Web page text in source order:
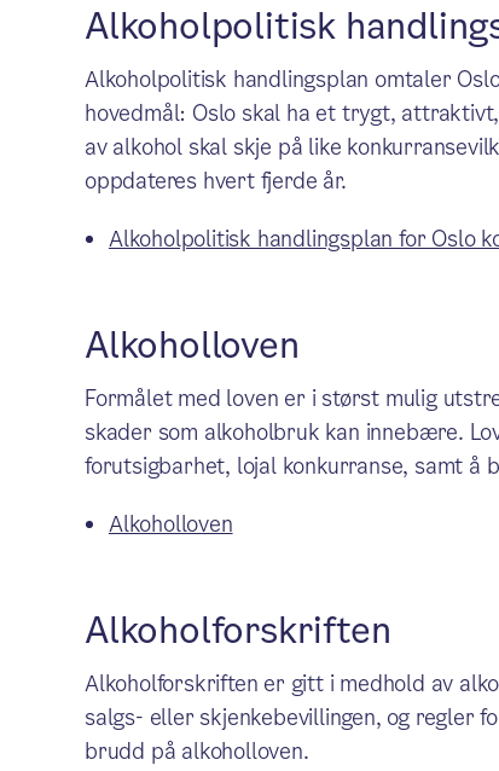
Alkoholpolitisk
Alkoholpolitisk handlingsplan omtaler
hovedmål: Oslo skal ha et trygt,
av alkohol skal skje på like
oppdateres hvert fjerde år.
Alkoholpolitisk handlingsplan for Oslo
Alkoholloven
Formålet med loven er i størst mulig
skader som alkoholbruk kan innebære.
forutsigbarhet, lojal konkurranse, samt å
Alkoholloven
Alkoholforskriften
Alkoholforskriften er gitt i medhold av
salgs- eller skjenkebevillingen, og regler
brudd på alkoholloven.